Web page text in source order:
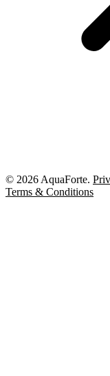
© 2026 AquaForte.
Terms & Conditions